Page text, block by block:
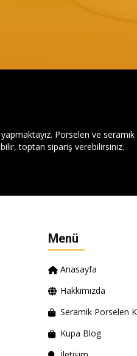
Porselen ve seramik
toptan sipariş verebilirsiniz.
Menü
Anasayfa
Hakkımızda
Seramik Porselen
Kupa Blog